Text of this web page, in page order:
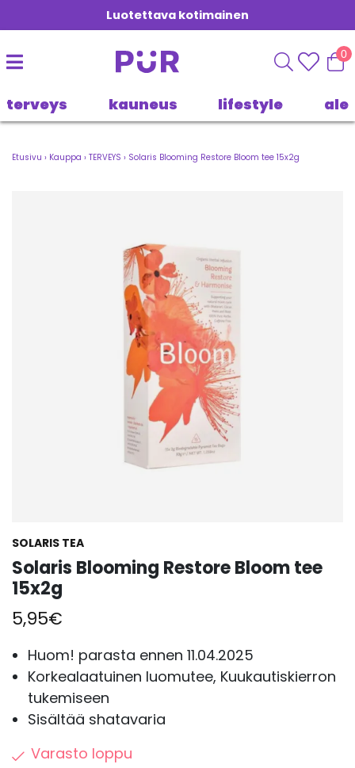
Luotettava kotimainen
0
terveys kauneus lifestyle ale
Etusivu › Kauppa › TERVEYS › Solaris Blooming Restore Bloom tee 15x2g
SOLARIS TEA
Solaris Blooming Restore Bloom tee
15x2g
5,95€
Huom! parasta ennen 11.04.2025
Korkealaatuinen luomutee, Kuukautiskierron
tukemiseen
Sisältää shatavaria
Varasto loppu